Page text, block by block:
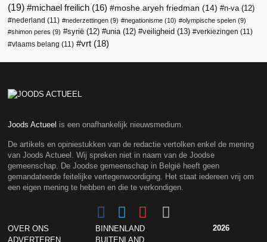
(19)
michael freilich (16) moshe aryeh friedman (14) n-va (12)
nederland (11) nederzettingen (9) negationisme (10) olympische spelen (9)
shimon peres (9) syrië (12) unia (12) veiligheid (13) verkiezingen (11)
vlaams belang (11) vrt (18)
Joods Actueel is een onafhankelijk nieuwsmedium.
De artikels en opiniestukken van de redactie vertolken enkel de mening
van Joods Actueel. Wij spreken niet in naam van de Joodse
gemeenschap. De Joodse gemeenschap in België heeft geen
gemandateerde feitelijke vertegenwoordiging. Het staat iedereen vrij om
een eigen mening te hebben en die te verkondigen.
OVER ONS
ADVERTEREN
BINNENLAND
BUITENLAND
2026